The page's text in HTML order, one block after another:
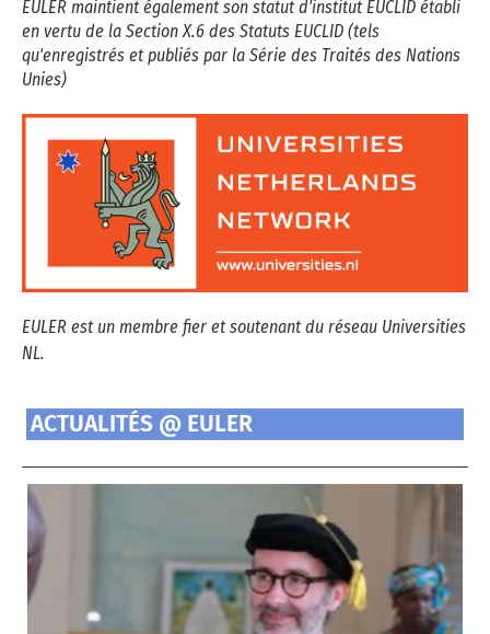
EULER maintient également son statut d'institut EUCLID établi
en vertu de la Section X.6 des Statuts EUCLID (tels
qu'enregistrés et publiés par la Série des Traités des Nations
Unies)
EULER est un membre fier et soutenant du réseau Universities
NL.
ACTUALITÉS @ EULER